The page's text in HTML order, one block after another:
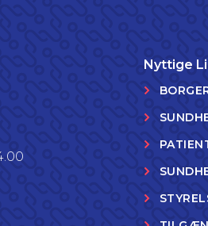
Nyttige